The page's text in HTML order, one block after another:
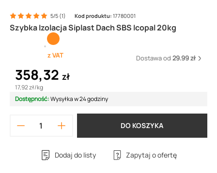
Szybka Izolacja Siplast Dach SBS Icopal 20kg
5/5 (1) Kod produktu: 17780001
z VAT Dostawa od 29.99 zł
358,32 zł
17,92 zł/kg
Dostępność:Wysyłka w 24 godziny
DO KOSZYKA
Dodaj do listy Zapytaj o ofertę